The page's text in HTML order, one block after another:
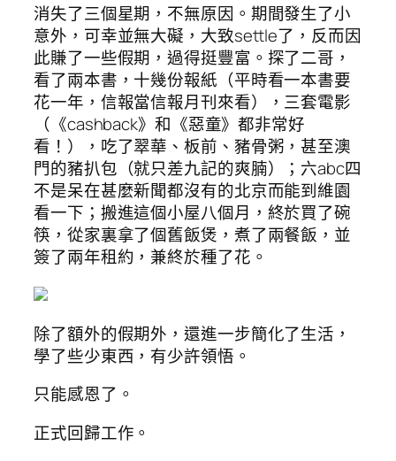
消失了三個星期，不無原因。期間發生了小
意外，可幸並無大礙，大致settle了，反而因
此賺了一些假期，過得挺豐富。探了二哥，
看了兩本書，十幾份報紙（平時看一本書要
花一年，信報當信報月刊來看），三套電影
（《cashback》和《惡童》都非常好
看！），吃了翠華、板前、豬骨粥，甚至澳
門的豬扒包（就只差九記的爽腩）；六abc四
不是呆在甚麼新聞都沒有的北京而能到維園
看一下；搬進這個小屋八個月，終於買了碗
筷，從家裏拿了個舊飯煲，煮了兩餐飯，並
簽了兩年租約，兼終於種了花。
除了額外的假期外，還進一步簡化了生活，
學了些少東西，有少許領悟。
只能感恩了。
正式回歸工作。